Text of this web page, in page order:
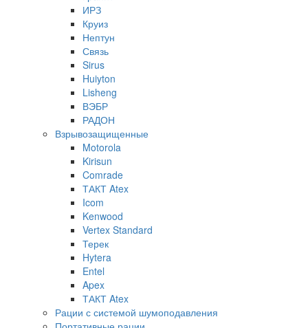
ИРЗ
Круиз
Нептун
Связь
Sirus
Huiyton
Lisheng
ВЭБР
РАДОН
Взрывозащищенные
Motorola
Kirisun
Comrade
ТАКТ Atex
Icom
Kenwood
Vertex Standard
Терек
Hytera
Entel
Apex
ТАКТ Atex
Рации с системой шумоподавления